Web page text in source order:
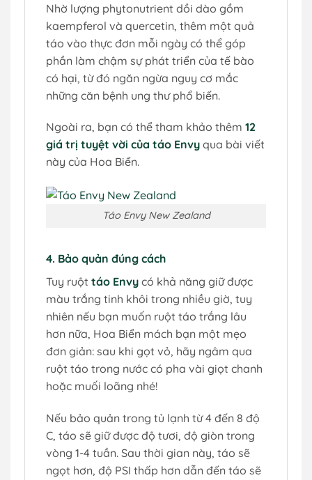
Nhờ lượng phytonutrient dồi dào gồm
kaempferol và quercetin, thêm một quả
táo vào thực đơn mỗi ngày có thể góp
phần làm chậm sự phát triển của tế bào
có hại, từ đó ngăn ngừa nguy cơ mắc
những căn bệnh ung thư phổ biến.
Ngoài ra, bạn có thể tham khảo thêm 12
giá trị tuyệt vời của táo Envy qua bài viết
này của Hoa Biển.
Táo Envy New Zealand
4. Bảo quản đúng cách
Tuy ruột táo Envy có khả năng giữ được
màu trắng tinh khôi trong nhiều giờ, tuy
nhiên nếu bạn muốn ruột táo trắng lâu
hơn nữa, Hoa Biển mách bạn một mẹo
đơn giản: sau khi gọt vỏ, hãy ngâm qua
ruột táo trong nước có pha vài giọt chanh
hoặc muối loãng nhé!
Nếu bảo quản trong tủ lạnh từ 4 đến 8 độ
C, táo sẽ giữ được độ tươi, độ giòn trong
vòng 1-4 tuần. Sau thời gian này, táo sẽ
ngọt hơn, độ PSI thấp hơn dẫn đến táo sẽ